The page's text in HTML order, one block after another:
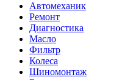
Автомеханик
Ремонт
Диагностика
Масло
Фильтр
Колеса
Шиномонтаж